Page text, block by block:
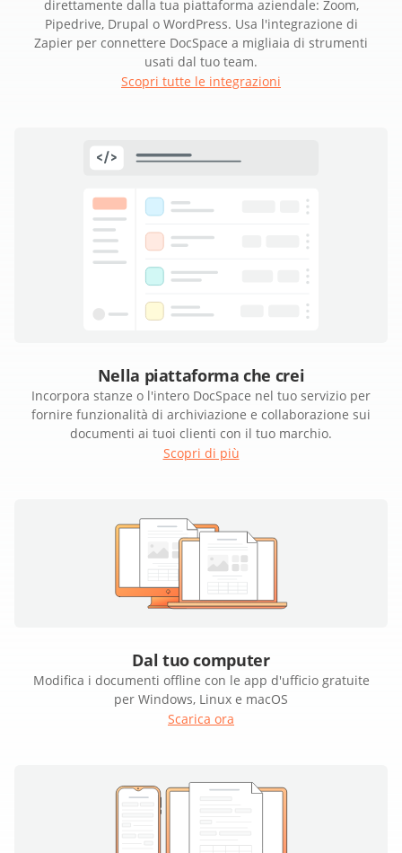
direttamente dalla tua piattaforma aziendale: Zoom,
Pipedrive, Drupal o WordPress. Usa l'integrazione di
Zapier per connettere DocSpace a migliaia di strumenti
usati dal tuo team.
Scopri tutte le integrazioni
Nella piattaforma che crei
Incorpora stanze o l'intero DocSpace nel tuo servizio per
fornire funzionalità di archiviazione e collaborazione sui
documenti ai tuoi clienti con il tuo marchio.
Scopri di più
Dal tuo computer
Modifica i documenti offline con le app d'ufficio gratuite
per Windows, Linux e macOS
Scarica ora